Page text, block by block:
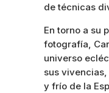
de técnicas
En torno a su
fotografía,
universo
sus
y frío de la